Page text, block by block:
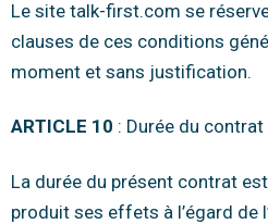
Le site talk-first.com se
clauses de ces conditions
moment et sans justification.
ARTICLE 10 : Durée du contrat
La durée du présent contrat
produit ses effets à l’égard de